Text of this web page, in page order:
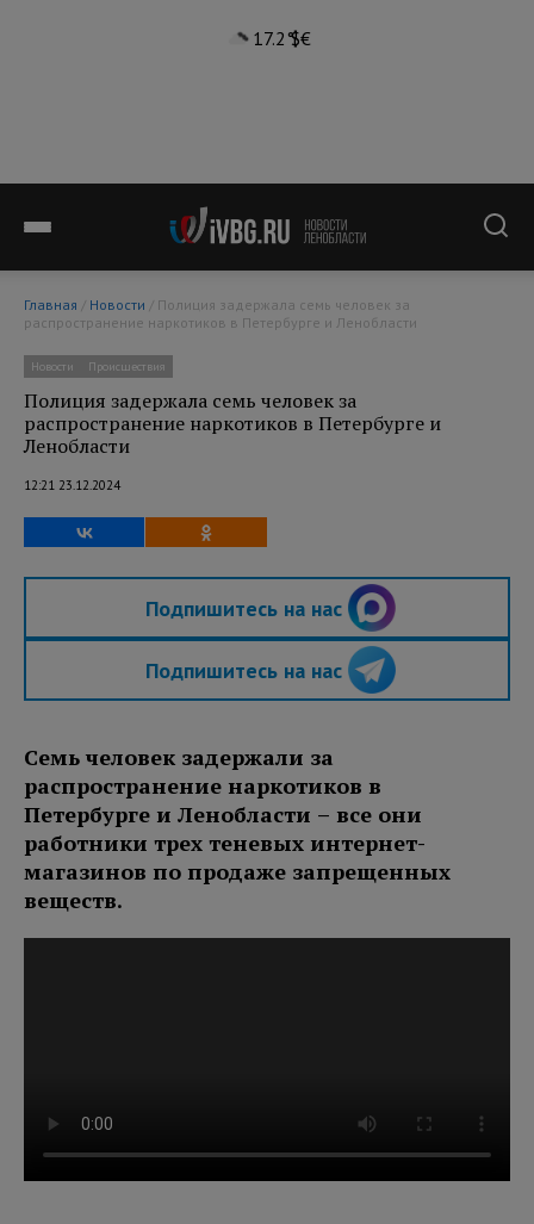
17.2°$€
Главная / Новости
распространение наркотиков в Петербурге и Ленобласти
Новости Происшествия
Полиция задержала семь человек за
распространение наркотиков в Петербурге и
Ленобласти
12:21 23.12.2024
Подпишитесь на нас
Подпишитесь на нас
Семь человек задержали за
распространение наркотиков в
Петербурге и Ленобласти – все они
работники трех теневых интернет-
магазинов по продаже запрещенных
веществ.